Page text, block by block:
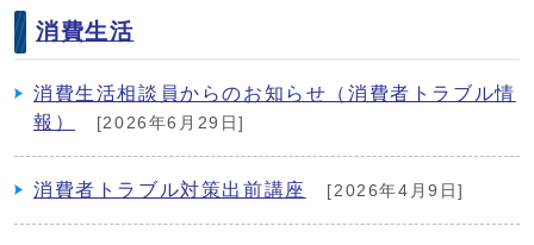
消費生活
消費生活相談員からのお知らせ（消費者トラブル情
報）
[2026年6月29日]
消費者トラブル対策出前講座 [2026年4月9日]